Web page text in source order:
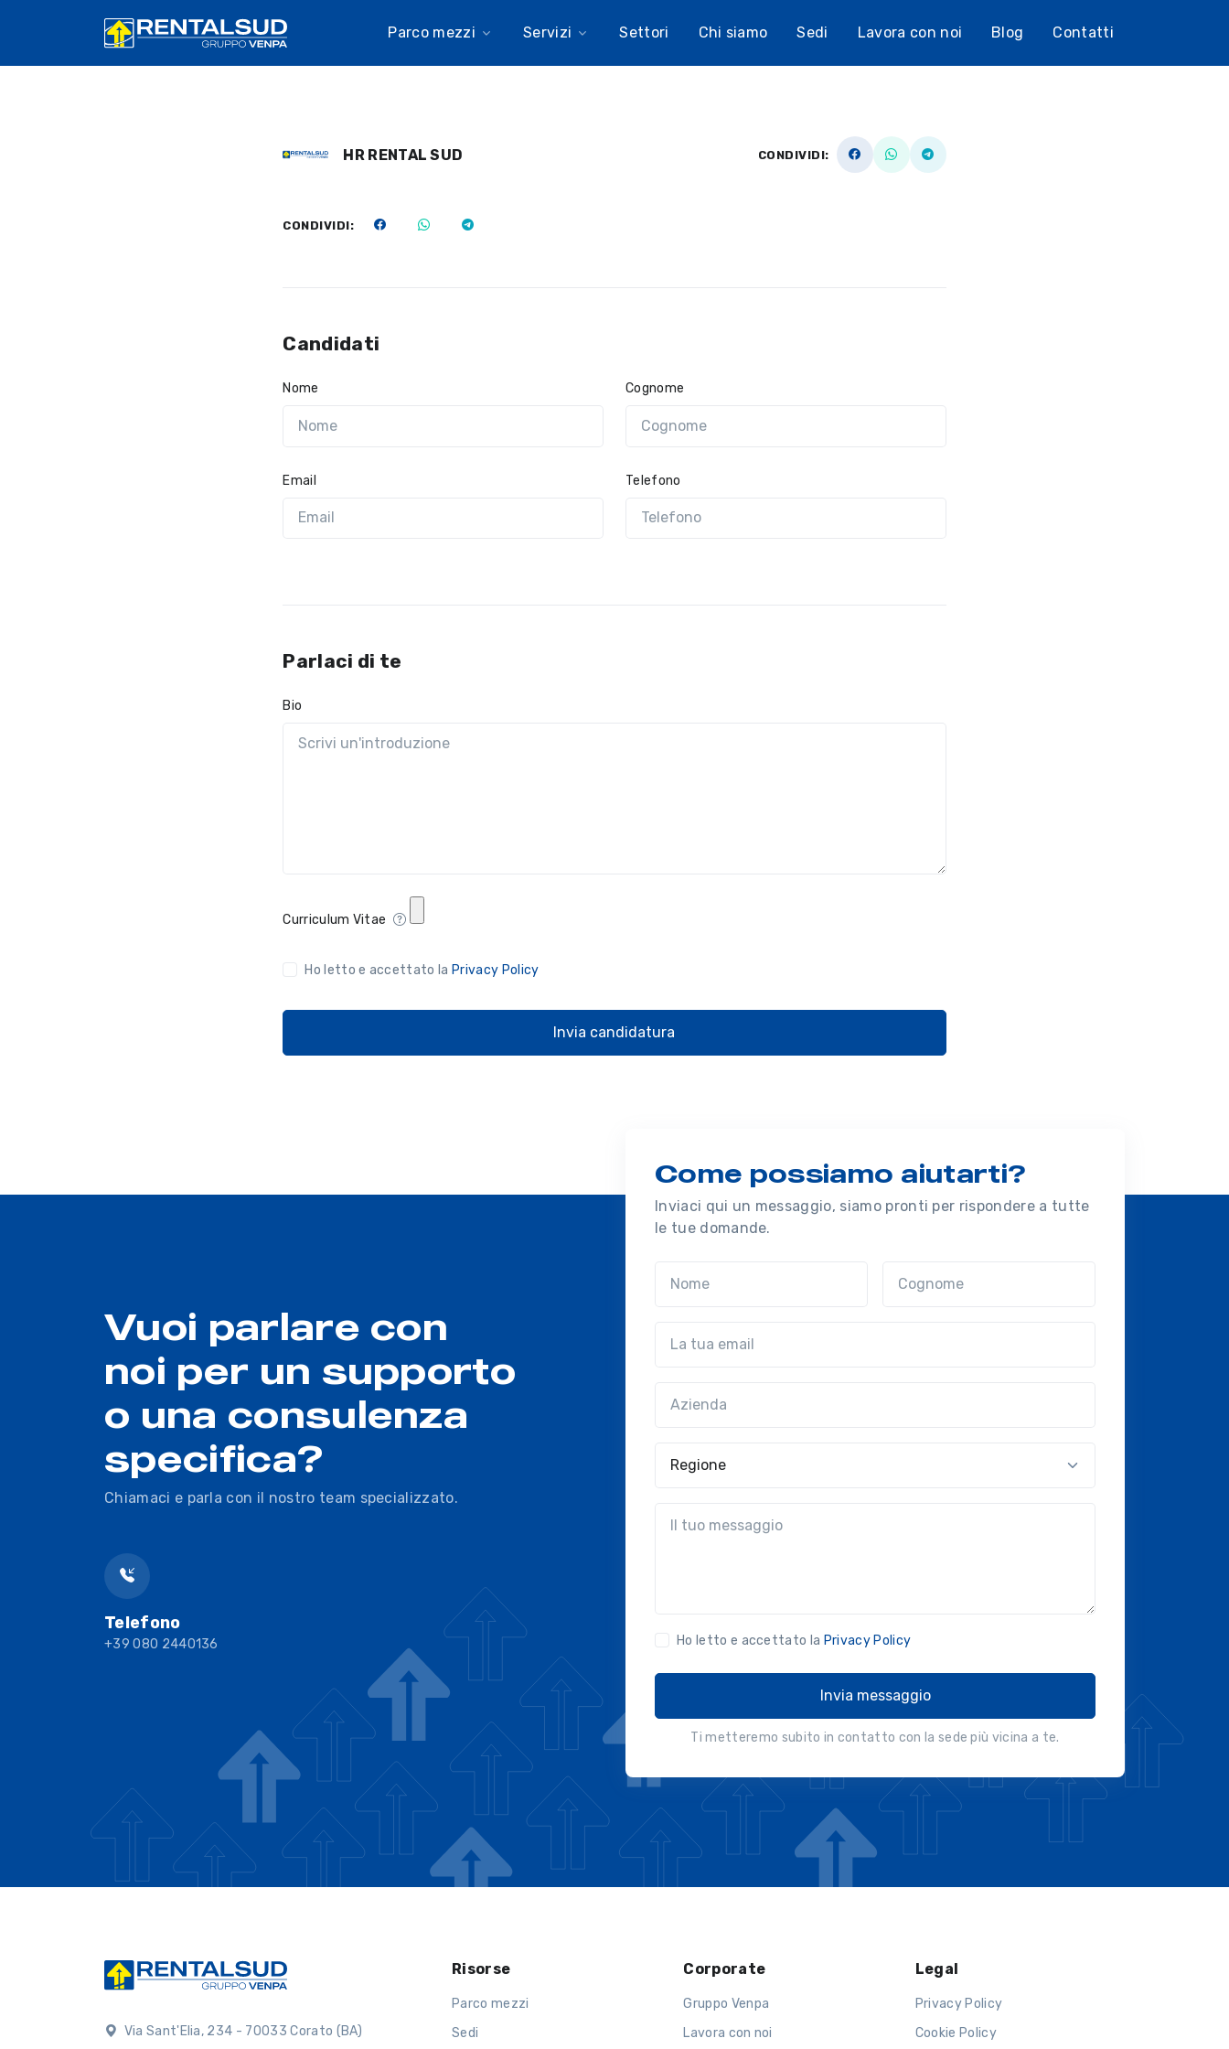
Parco mezzi Servizi Settori Chi siamo Sedi Lavora con noi Blog Contatti
HR RENTAL SUD CONDIVIDI:
CONDIVIDI:
Candidati
Nome Cognome
Email Telefono
Parlaci di te
Bio
Curriculum Vitae
Ho letto e accettato la Privacy Policy
Invia candidatura
Vuoi parlare con
noi per un supporto
o una consulenza
specifica?
Chiamaci e parla con il nostro team specializzato.
Telefono
+39 080 2440136
Come possiamo aiutarti?
Inviaci qui un messaggio, siamo pronti per rispondere a tutte
le tue domande.
Ho letto e accettato la Privacy Policy
Invia messaggio
Ti metteremo subito in contatto con la sede più vicina a te.
Via Sant'Elia, 234 - 70033 Corato (BA)
Risorse
Parco mezzi
Sedi
Corporate
Gruppo Venpa
Lavora con noi
Legal
Privacy Policy
Cookie Policy